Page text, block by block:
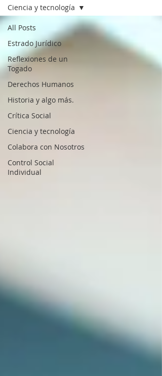
All Posts
Estrado Jurídico
Reflexiones de un
Togado
Derechos Humanos
Historia y algo más.
Crítica Social
Ciencia y tecnología
Colabora con Nosotros
Control Social
Individual
Ciencia y tecnología